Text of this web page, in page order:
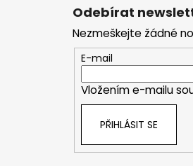
Odebírat
Nezmeškejte žádné
E-mail
Vložením e-mailu
PŘIHLÁSIT SE